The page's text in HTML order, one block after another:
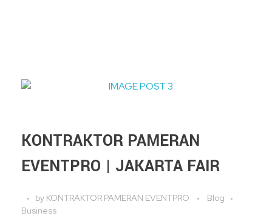
KONTRAKTOR PAMERAN
EVENTPRO | JAKARTA FAIR
by KONTRAKTOR PAMERAN EVENTPRO
Blog
Business